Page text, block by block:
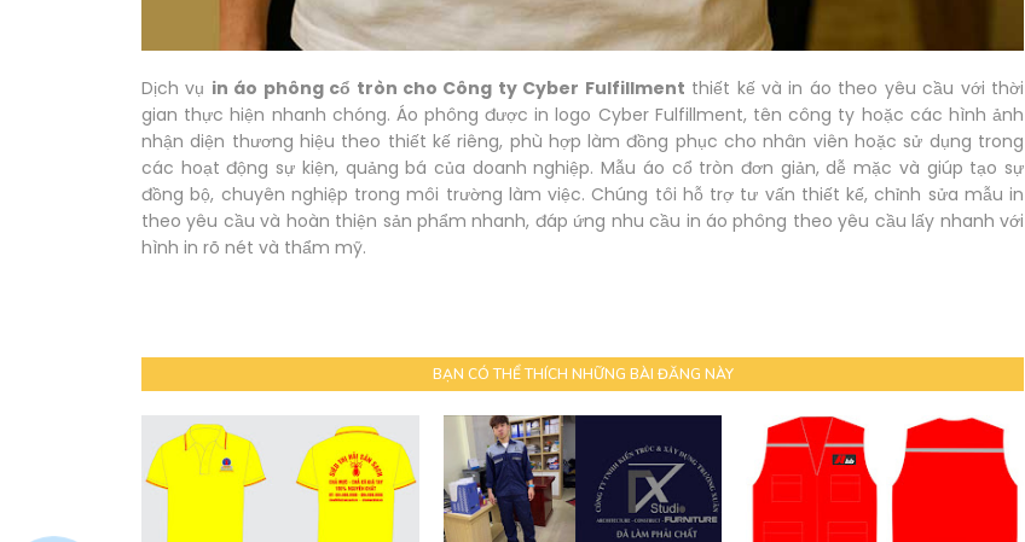
Dịch vụ in áo phông cổ tròn cho Công ty Cyber Fulfillment thiết kế và in áo theo yêu cầu với thời
gian thực hiện nhanh chóng. Áo phông được in logo Cyber Fulfillment, tên công ty hoặc các hình ảnh
nhận diện thương hiệu theo thiết kế riêng, phù hợp làm đồng phục cho nhân viên hoặc sử dụng trong
các hoạt động sự kiện, quảng bá của doanh nghiệp. Mẫu áo cổ tròn đơn giản, dễ mặc và giúp tạo sự
đồng bộ, chuyên nghiệp trong môi trường làm việc. Chúng tôi hỗ trợ tư vấn thiết kế, chỉnh sửa mẫu in
theo yêu cầu và hoàn thiện sản phẩm nhanh, đáp ứng nhu cầu in áo phông theo yêu cầu lấy nhanh với
hình in rõ nét và thẩm mỹ.
BẠN CÓ THỂ THÍCH NHỮNG BÀI ĐĂNG NÀY